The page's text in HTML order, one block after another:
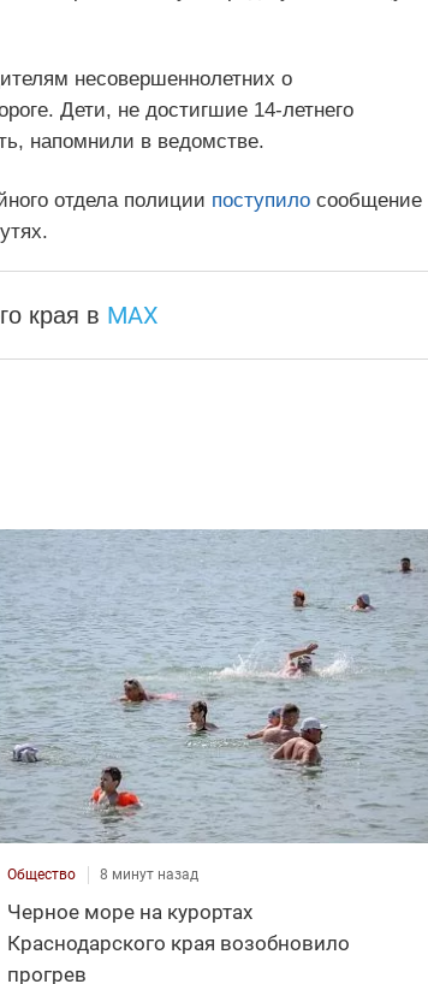
несовершеннолетних о
Дети, не достигшие 14-летнего
напомнили в ведомстве.
отдела полиции поступилосообщение
края в MAX
Общество 8 минут назад
Черное море на курортах
Краснодарского края возобновило
прогрев